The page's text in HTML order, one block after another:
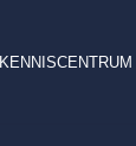
KENNISCENTRUM